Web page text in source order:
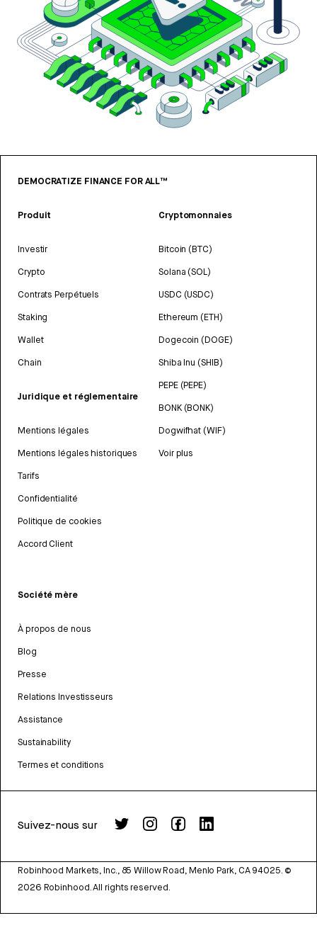
DEMOCRATIZE FINANCE FOR ALL™
Produit
Investir
Crypto
Contrats Perpétuels
Staking
Wallet
Chain
Juridique et réglementaire
Mentions légales
Mentions légales historiques
Tarifs
Confidentialité
Politique de cookies
Accord Client
Cryptomonnaies
Bitcoin (BTC)
Solana (SOL)
USDC (USDC)
Ethereum (ETH)
Dogecoin (DOGE)
Shiba Inu (SHIB)
PEPE (PEPE)
BONK (BONK)
Dogwifhat (WIF)
Voir plus
Société mère
À propos de nous
Blog
Presse
Relations Investisseurs
Assistance
Sustainability
Termes et conditions
Suivez-nous sur
Robinhood Markets, Inc., 85 Willow Road, Menlo Park, CA 94025. ©
2026 Robinhood. All rights reserved.